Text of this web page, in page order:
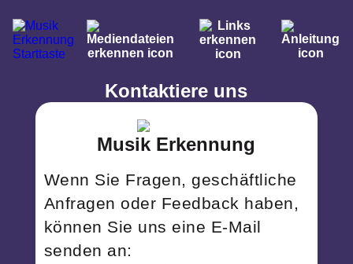
Kontaktiere uns
Musik Erkennung
Wenn Sie Fragen, geschäftliche
Anfragen oder Feedback haben,
können Sie uns eine E-Mail
senden an: